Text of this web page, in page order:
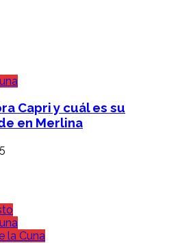
Capri y cuál es su
en Merlina
la Cuna